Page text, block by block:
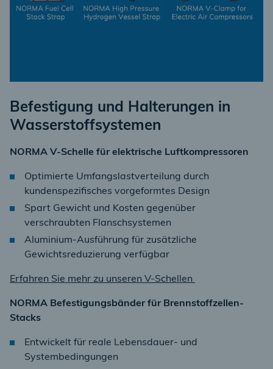
Befestigung und Halterungen in
Wasserstoffsystemen
NORMA V-Schelle für elektrische Luftkompressoren
Optimierte Umfangslastverteilung durch
kundenspezifisches vorgeformtes Design
Spart Gewicht und Kosten gegenüber
verschraubten Flanschsystemen
Aluminium-Ausführung für zusätzliche
Gewichtsreduzierung verfügbar
Erfahren Sie mehr zu unseren V-Schellen
NORMA Befestigungsbänder für Brennstoffzellen-
Stacks
Entwickelt für reale Lebensdauer- und
Systembedingungen